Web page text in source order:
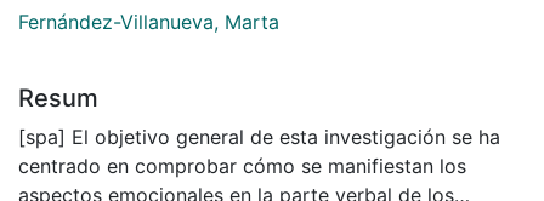
Fernández-Villanueva, Marta
Resum
[spa] El objetivo general de esta investigación se ha
centrado en comprobar cómo se manifiestan los
aspectos emocionales en la parte verbal de los